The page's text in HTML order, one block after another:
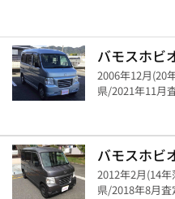
バモスホビ
2006年12月(20
県/2021年11月
バモスホビ
2012年2月(14
県/2018年8月査